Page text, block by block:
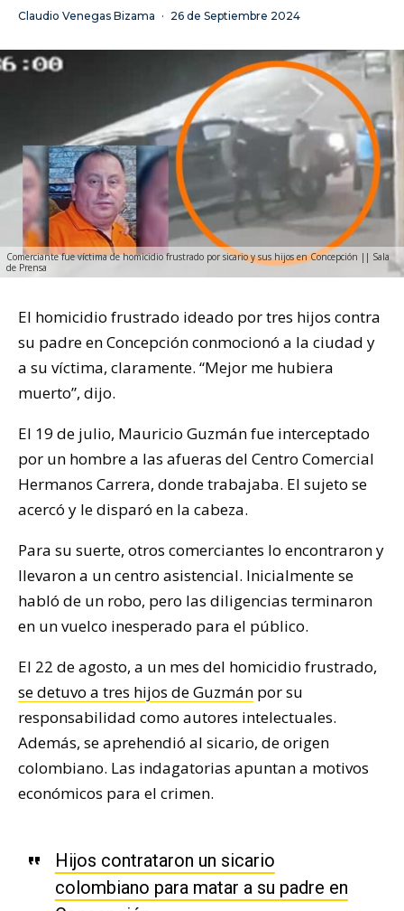
Claudio Venegas Bizama · 26 de Septiembre 2024
Comerciante fue víctima de homicidio frustrado por sicario y sus hijos en Concepción || Sala
de Prensa
El homicidio frustrado ideado por tres hijos contra
su padre en Concepción conmocionó a la ciudad y
a su víctima, claramente. “Mejor me hubiera
muerto”, dijo.
El 19 de julio, Mauricio Guzmán fue interceptado
por un hombre a las afueras del Centro Comercial
Hermanos Carrera, donde trabajaba. El sujeto se
acercó y le disparó en la cabeza.
Para su suerte, otros comerciantes lo encontraron y
llevaron a un centro asistencial. Inicialmente se
habló de un robo, pero las diligencias terminaron
en un vuelco inesperado para el público.
El 22 de agosto, a un mes del homicidio frustrado,
se detuvo a tres hijos de Guzmán por su
responsabilidad como autores intelectuales.
Además, se aprehendió al sicario, de origen
colombiano. Las indagatorias apuntan a motivos
económicos para el crimen.
Hijos contrataron un sicario
colombiano para matar a su padre en